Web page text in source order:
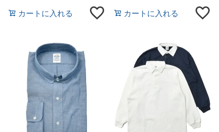
カートに入れる カートに入れる